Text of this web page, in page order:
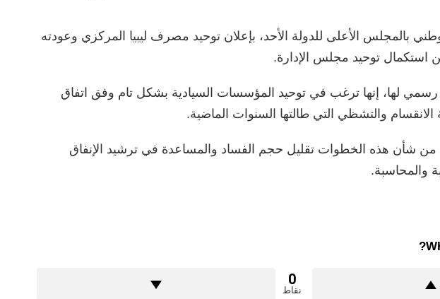
بالمجلس الأعلى للدولة الأحد، بإعلان توحيد مصرف ليبيا المركزي وعودته
استكمال توحيد مجلس الإدارة.
رسمي لها، إنها ترغب في توحيد المؤسسات السيادية بشكل تام وفق اتفاق
الانقسام والتشظي التي طالتها السنوات الماضية.
من شأن هذه الخطوات تقليل حجم الفساد والمساعدة في ترشيد الإنفاق
والمحاسبة.
0
نقاط